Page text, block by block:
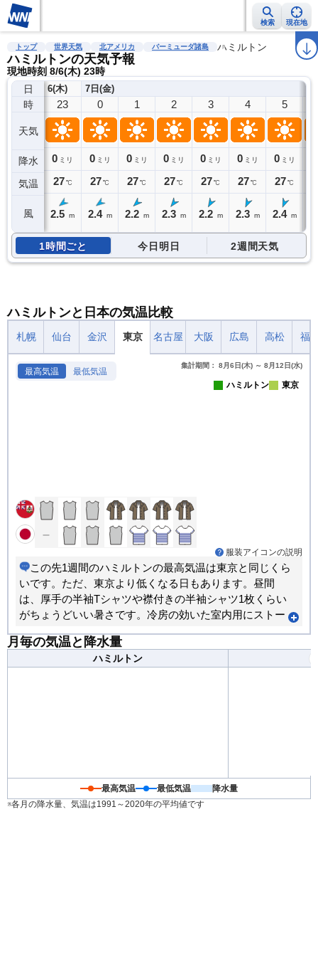
検索 現在地
雨雲レーダー 台風情報 地震情報 警報・注意報 2週間天気 ラ
トップ 世界天気 北アメリカ バーミューダ諸島 ハミルトン
ハミルトンの天気予報
現地時刻 8/6(木) 23時
日
時
天気
降水
気温
風
6(木)
23
0 ミリ
27 ℃
2.5 m
7日(金)
0
0 ミリ
27℃
2.4 m
1
0 ミリ
27℃
2.2 m
2
0 ミリ
27℃
2.3 m
3
0 ミリ
27℃
2.2 m
4
0 ミリ
27℃
2.3 m
5
0 ミリ
27℃
2.4 m
1時間ごと 今日明日 2週間天気
ハミルトンと日本の気温比較
札幌 仙台 金沢 東京 名古屋 大阪 広島 高松 福
最高気温 最低気温
集計期間： 8月6日(木) ～ 8月12日(水)
ハミルトン 東京
服装アイコンの説明
この先1週間のハミルトンの最高気温は東京と同じくら
いです。ただ、東京より低くなる日もあります。昼間
は、厚手の半袖Tシャツや襟付きの半袖シャツ1枚くらい
がちょうどいい暑さです。冷房の効いた室内用にストー
の服装で1日ちょうど良く過ごせる日が多くなります。
月毎の気温と降水量
ハミルトン
最高気温 最低気温
降水量
※各月の降水量、気温は1991～2020年の平均値です